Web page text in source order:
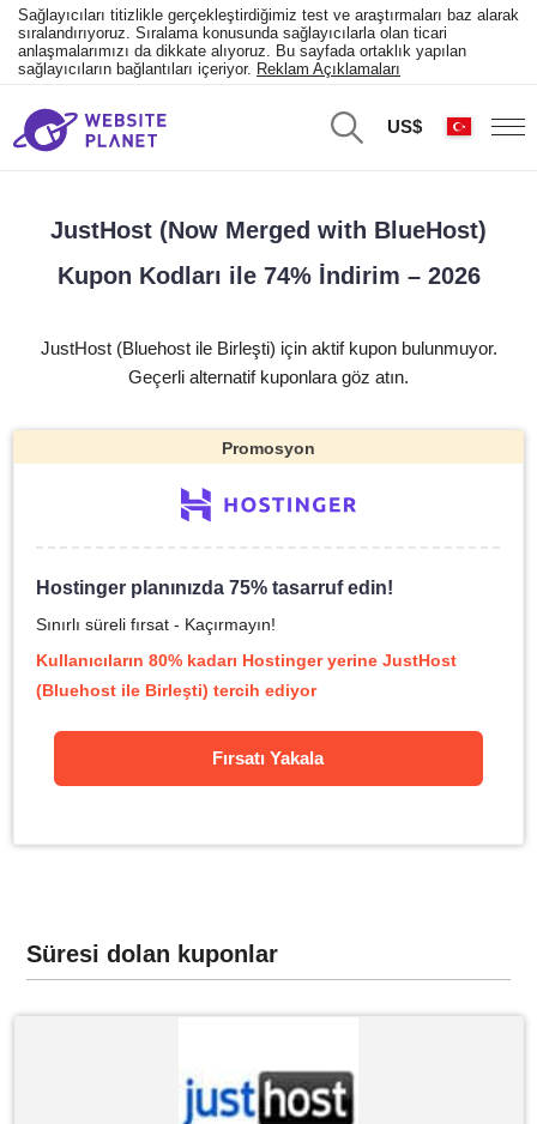
Sağlayıcıları titizlikle gerçekleştirdiğimiz test ve araştırmaları baz alarak
sıralandırıyoruz. Sıralama konusunda sağlayıcılarla olan ticari
anlaşmalarımızı da dikkate alıyoruz. Bu sayfada ortaklık yapılan
sağlayıcıların bağlantıları içeriyor. Reklam Açıklamaları
US$
JustHost (Now Merged with BlueHost)
Kupon Kodları ile 74% İndirim – 2026
JustHost (Bluehost ile Birleşti) için aktif kupon bulunmuyor.
Geçerli alternatif kuponlara göz atın.
Promosyon
Hostinger planınızda 75% tasarruf edin!
Sınırlı süreli fırsat - Kaçırmayın!
Kullanıcıların 80% kadarı Hostinger yerine JustHost
(Bluehost ile Birleşti) tercih ediyor
Fırsatı Yakala
Süresi dolan kuponlar